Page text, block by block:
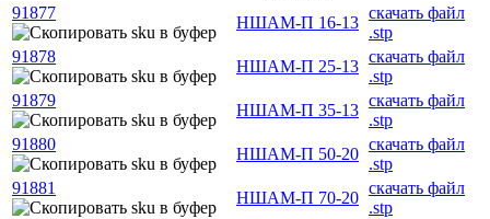
91877
НШАМ-П 16-13
скачать файл
.stp
91878
НШАМ-П 25-13
скачать файл
.stp
91879
НШАМ-П 35-13
скачать файл
.stp
91880
НШАМ-П 50-20
скачать файл
.stp
91881
НШАМ-П 70-20
скачать файл
.stp